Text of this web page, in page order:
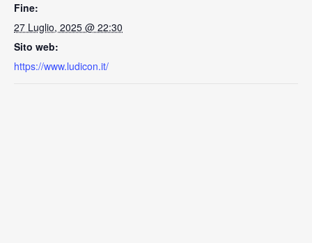
Fine:
27 Luglio, 2025 @ 22:30
Sito web:
https://www.ludicon.it/